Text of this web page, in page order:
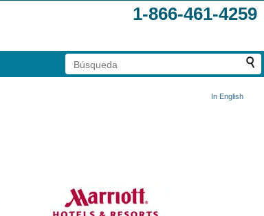
1-866-461-4259
In English